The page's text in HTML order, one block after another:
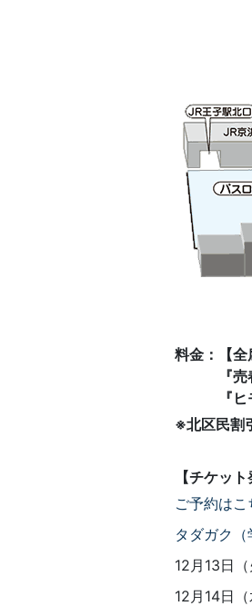
料金：【全
『売春
『ヒモ
※北区民割
【チケッ
ご予約は
タダガク（
12月13日
12月14日